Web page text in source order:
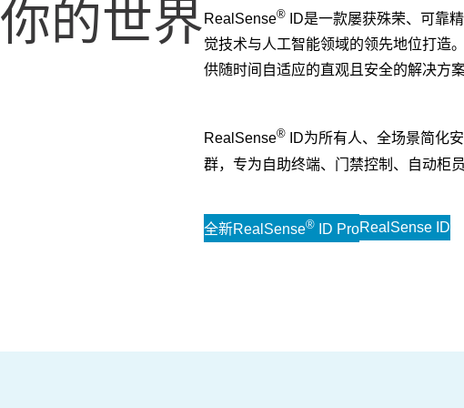
你的世界 RealSense® ID是一款屡获殊荣、可靠
觉技术与人工智能领域的领先地位打造
供随时间自适应的直观且安全的解决方案
RealSense® ID为所有人、全场景简化
群，专为自助终端、门禁控制、自动柜
全新RealSense® ID ProRealSense ID